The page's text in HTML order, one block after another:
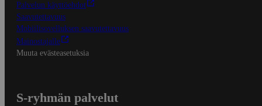
Palvelun käyttöehdot
Saavutettavuus
Mobiilisovelluksen saavutettavuus
Mainostajalle
Muuta evästeasetuksia
S-ryhmän palvelut